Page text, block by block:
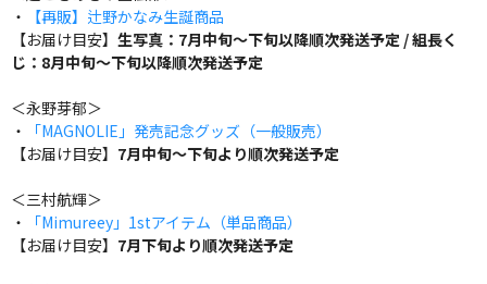
・
【再販】辻野かなみ生誕商品
【お届け目安】 生写真：7月中旬～下旬以降順次発送予定 / 組長く
じ：8月中旬～下旬以降順次発送予定
＜永野芽郁＞
・
「MAGNOLIE」発売記念グッズ（一般販売）
【お届け目安】 7月中旬～下旬より順次発送予定
＜三村航輝＞
・
「Mimureey」1stアイテム（単品商品）
【お届け目安】 7月下旬より順次発送予定